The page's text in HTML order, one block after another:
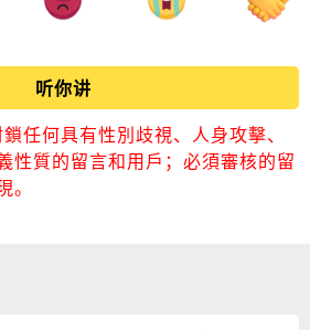
听你讲
任何具有性別歧視、人身攻擊、
性質的留言和用戶；必須審核的留
。